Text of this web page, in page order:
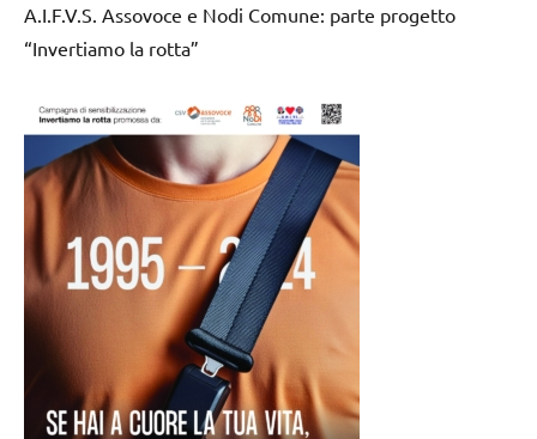
A.I.F.V.S. Assovoce e Nodi Comune: parte progetto
“Invertiamo la rotta”